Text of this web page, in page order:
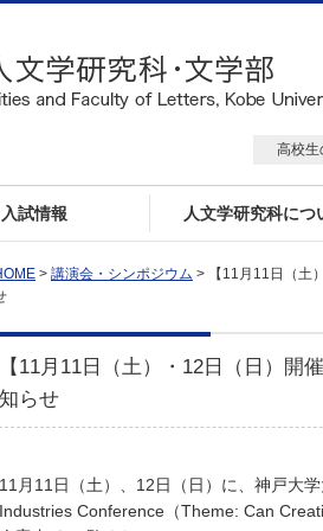
高校生
入試情報 人文学研究科につ
> 講演会・シンポジウム > 【11月11日（土
【11月11日（土）・12日（日）開
知らせ
11月11日（土）、12日（日）に、神戸大
Industries Conference（Theme: Can